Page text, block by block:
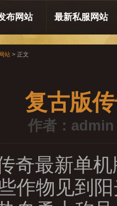
布网站 最新私服网站
站 > 正文
复古版
作者：admin
奇最新单机
作物见到